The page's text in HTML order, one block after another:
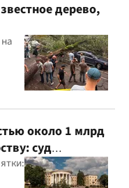
дерево,
около 1 млрд
суд